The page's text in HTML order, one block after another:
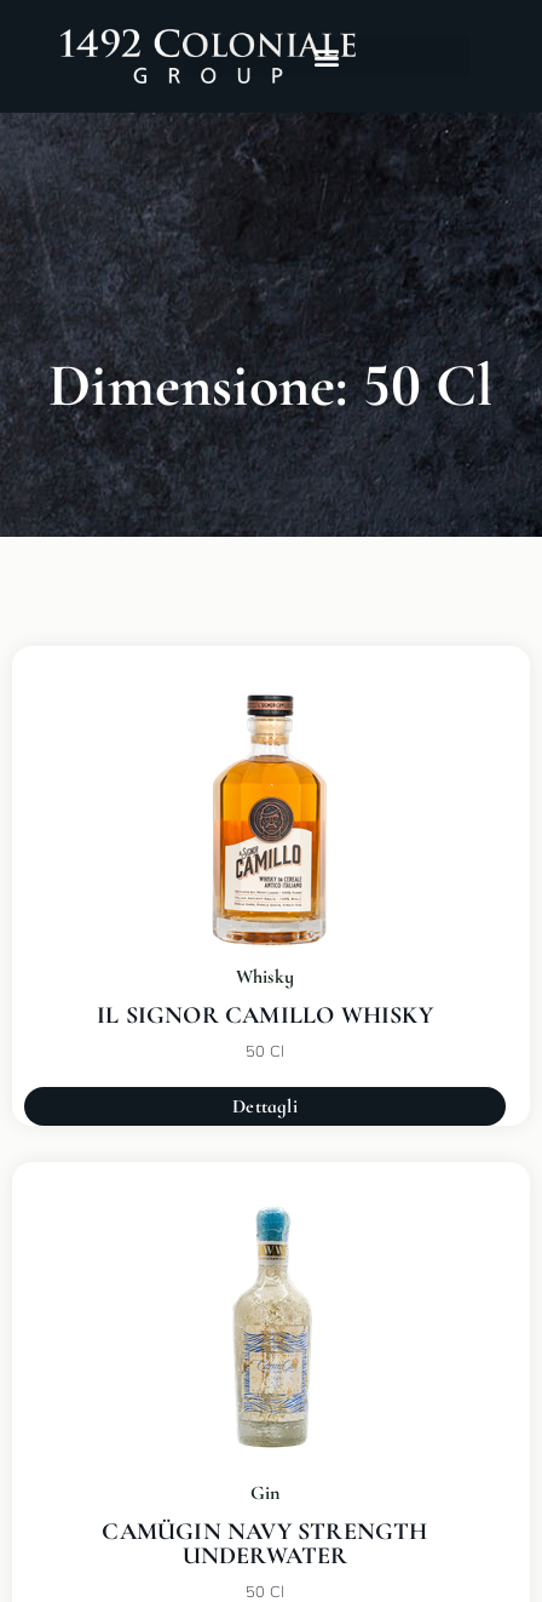
Dimensione: 50 Cl
Whisky
IL SIGNOR CAMILLO WHISKY
50 Cl
Dettagli
Gin
CAMÜGIN NAVY STRENGTH
UNDERWATER
50 Cl